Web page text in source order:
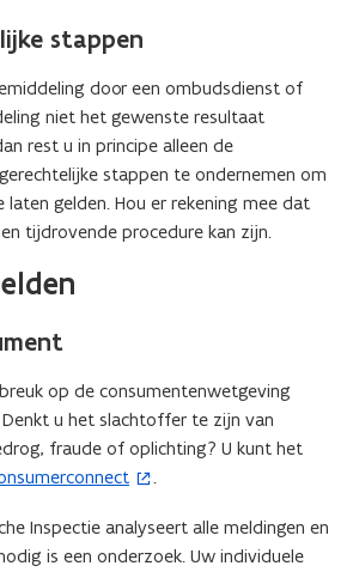
e
t
i
n
n
i
e
n
s
t
e
)
stappen
door een ombudsdienst of
niet het gewenste resultaat
rest u in principe alleen de
stappen te ondernemen om
laten gelden. Hou er rekening mee dat
tijdrovende procedure kan zijn.
op de consumentenwetgeving
u het slachtoffer te zijn van
fraude of oplichting? U kunt het
.
Inspectie analyseert alle meldingen en
is een onderzoek. Uw individuele